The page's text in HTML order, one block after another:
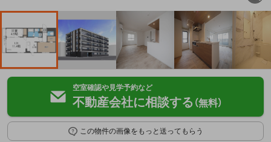
空室確認や見学予約など
不動産会社に相談する （無料）
この物件の画像をもっと送ってもらう